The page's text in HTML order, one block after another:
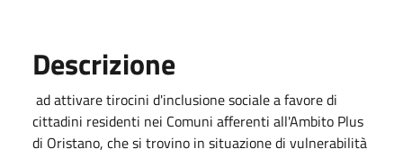
Descrizione
ad attivare tirocini d'inclusione sociale a favore di
cittadini residenti nei Comuni afferenti all'Ambito Plus
di Oristano, che si trovino in situazione di vulnerabilità